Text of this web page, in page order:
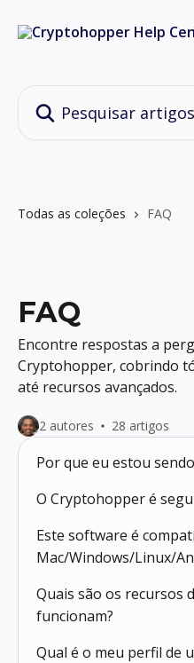
Todas as coleções FAQ
FAQ
Encontre respostas a
Cryptohopper, cobrindo
até recursos avançados.
2 autores 28 artigos
Por que eu estou
O Cryptohopper é
Este software é
Mac/Windows/Linux/
Quais são os recursos
funcionam?
Qual é o meu perfil de